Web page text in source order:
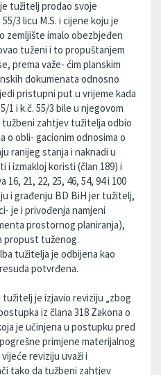
tužitelj prodao svoje
3 licu M.S. i cijene koju je
zemljište imalo obezbjeđen
tuženi i to propuštanjem
prema važe- ćim planskim
dokumenata odnosno
pristupni put u vrijeme kada
1 i k.č. 55/3 bile u njegovom
zahtjev tužitelja odbio
o obli- gacionim odnosima o
ranijeg stanja i naknadi u
i izmakloj koristi (član 189) i
21, 22, 25, 46, 54, 94 i 100
i građenju BD BiH jer tužitelj,
je i privođenja namjeni
prostornog planiranja),
propust tuženog.
tužitelja je odbijena kao
potvrđena.
je izjavio reviziju „zbog
iz člana 318 Zakona o
je učinjena u postupku pred
primjene materijalnog
reviziju uvaži i
tako da tužbeni zahtjev